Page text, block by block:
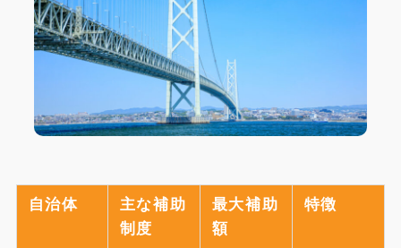
自治体
主な補助
制度
最大補助
額
特徴